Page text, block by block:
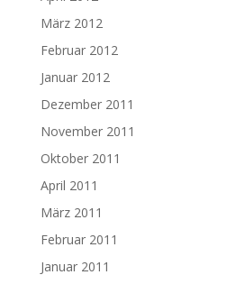
März 2012
Februar 2012
Januar 2012
Dezember 2011
November 2011
Oktober 2011
April 2011
März 2011
Februar 2011
Januar 2011